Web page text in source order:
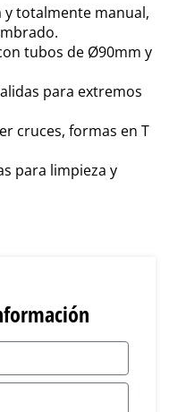
y totalmente manual,
tubos de Ø90mm y
para extremos
cruces, formas en T
para limpieza y